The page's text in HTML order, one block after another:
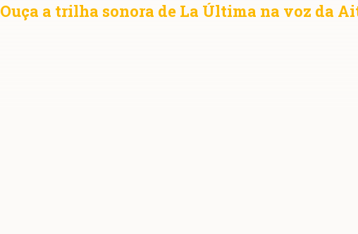
Ouça a trilha sonora de La Última na voz da